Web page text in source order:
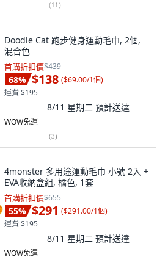
(11)
Doodle Cat 跑步健身運動毛巾, 2個,
混合色
首購折扣價$439
68% $138 ($69.00/1個)
運費 $195
8/11 星期二 預計送達
WOW免運
(3)
4monster 多用途運動毛巾 小號 2入 +
EVA收納盒組, 橘色, 1套
首購折扣價$655
55% $291 ($291.00/1個)
運費 $195
8/11 星期二 預計送達
WOW免運